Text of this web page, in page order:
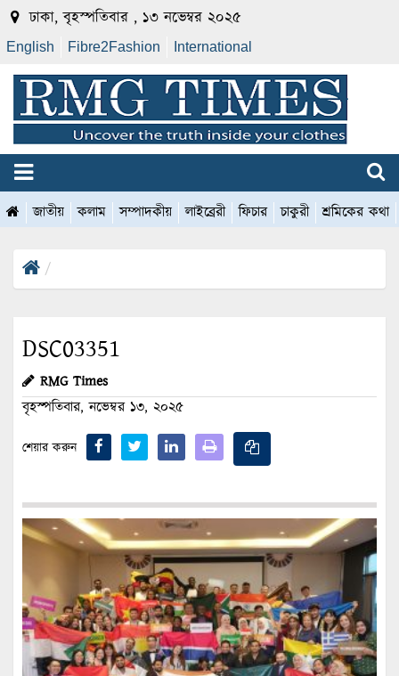
ঢাকা, বৃহস্পতিবার , ১৩ নভেম্বর ২০২৫
English Fibre2Fashion International
জাতীয় কলাম সম্পাদকীয় লাইব্রেরী ফিচার চাকুরী শ্রমিকের কথা
DSC03351
RMG Times
বৃহস্পতিবার, নভেম্বর ১৩, ২০২৫
শেয়ার করুন